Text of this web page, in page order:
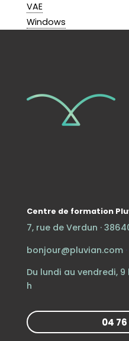
VAE
Windows
Centre de formation
7, rue de Verdun ·
bonjour@pluvian.com·
Du lundi au vendredi, 9
h
04 76